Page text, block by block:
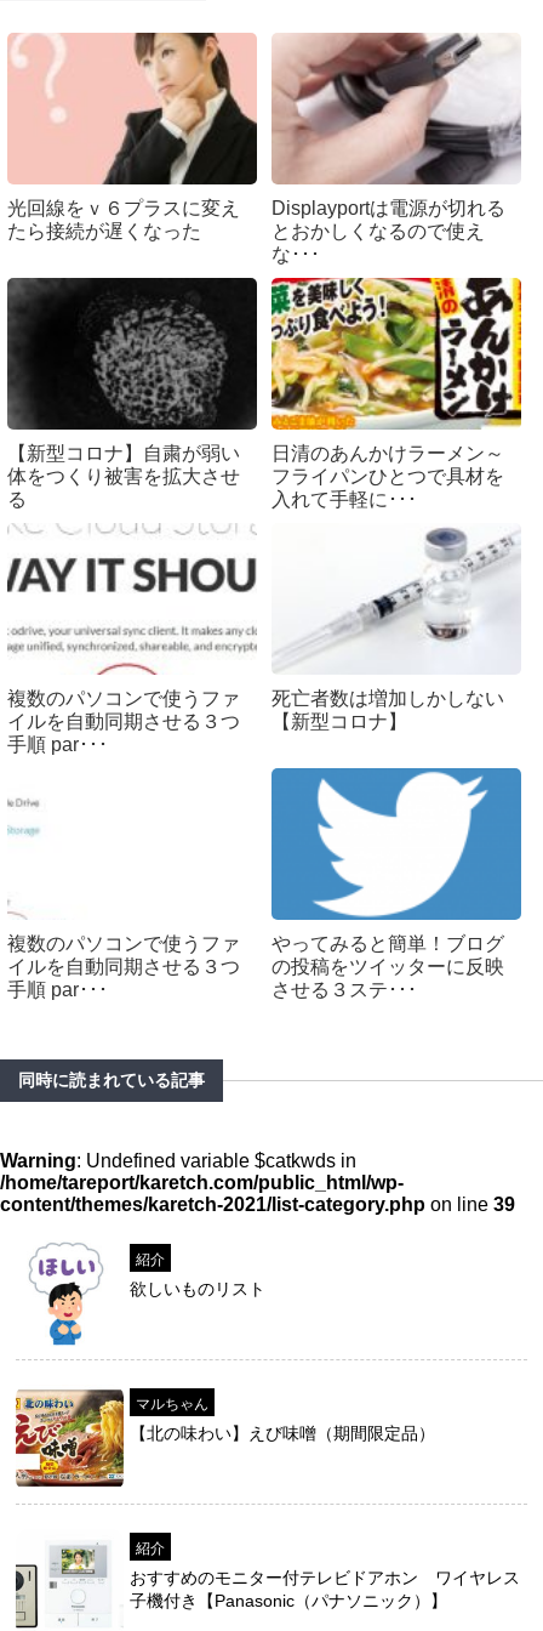
光回線をｖ６プラスに変え
たら接続が遅くなった
Displayportは電源が切れる
とおかしくなるので使え
な･･･
【新型コロナ】自粛が弱い
体をつくり被害を拡大させ
る
日清のあんかけラーメン～
フライパンひとつで具材を
入れて手軽に･･･
複数のパソコンで使うファ
イルを自動同期させる３つ
手順 par･･･
死亡者数は増加しかしない
【新型コロナ】
複数のパソコンで使うファ
イルを自動同期させる３つ
手順 par･･･
やってみると簡単！ブログ
の投稿をツイッターに反映
させる３ステ･･･
同時に読まれている記事
Warning: Undefined variable $catkwds in
/home/tareport/karetch.com/public_html/wp-
content/themes/karetch-2021/list-category.php on line 39
紹介
欲しいものリスト
マルちゃん
【北の味わい】えび味噌（期間限定品）
紹介
おすすめのモニター付テレビドアホン ワイヤレス
子機付き【Panasonic（パナソニック）】